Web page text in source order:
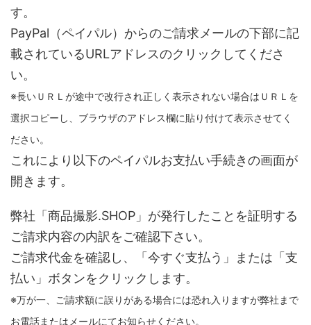
す。
PayPal（ペイパル）からのご請求メールの下部に記
載されているURLアドレスのクリックしてくださ
い。
※長いＵＲＬが途中で改行され正しく表示されない場合はＵＲＬを
選択コピーし、ブラウザのアドレス欄に貼り付けて表示させてく
ださい。
これにより以下のペイパルお支払い手続きの画面が
開きます。
弊社「商品撮影.SHOP」が発行したことを証明する
ご請求内容の内訳をご確認下さい。
ご請求代金を確認し、「今すぐ支払う」または「支
払い」ボタンをクリックします。
※万が一、ご請求額に誤りがある場合には恐れ入りますが弊社まで
お電話またはメールにてお知らせください。